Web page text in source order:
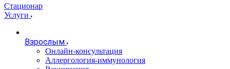
Стационар
Услуги
Взрослым
Онлайн-консультация
Аллергология-иммунология